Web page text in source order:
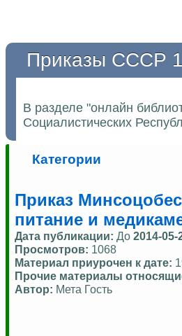
Приказы СССР
В разделе "онлайн
Социалистических
Категории
Приказ
питание и
Дата публикации: До 2014-05-
Просмотров: 1068
Материал приурочен к дате:
Прочие материалы
Автор: Мета Гость